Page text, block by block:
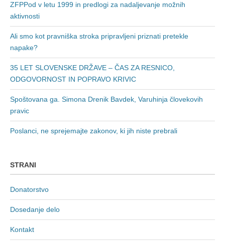
ZFPPod v letu 1999 in predlogi za nadaljevanje možnih
aktivnosti
Ali smo kot pravniška stroka pripravljeni priznati pretekle
napake?
35 LET SLOVENSKE DRŽAVE – ČAS ZA RESNICO,
ODGOVORNOST IN POPRAVO KRIVIC
Spoštovana ga. Simona Drenik Bavdek, Varuhinja človekovih
pravic
Poslanci, ne sprejemajte zakonov, ki jih niste prebrali
STRANI
Donatorstvo
Dosedanje delo
Kontakt